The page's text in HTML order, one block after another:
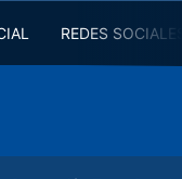
REDES